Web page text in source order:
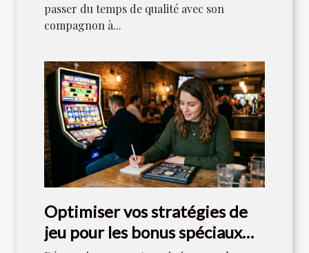
passer du temps de qualité avec son
compagnon à...
Optimiser vos stratégies de
jeu pour les bonus spéciaux